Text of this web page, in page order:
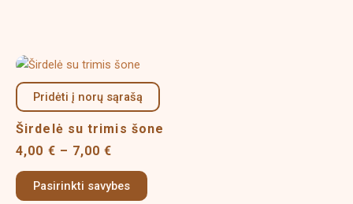
product
page
Pridėti į norų sąrašą
Širdelė su trimis šone
4,00 € – 7,00€
Price
4,00 €
through
7,00 €
Pasirinkti savybes
product
has
options
may